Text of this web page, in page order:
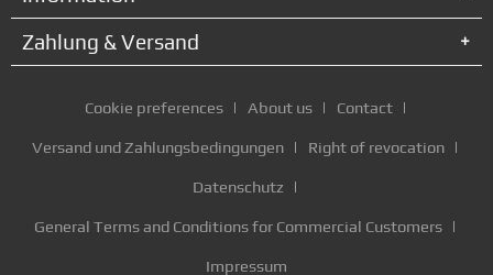
Zahlung & Versand
Cookie preferences About us Contact
Versand und Zahlungsbedingungen Right of revocation
Datenschutz
General Terms and Conditions for Commercial Customers
Impressum